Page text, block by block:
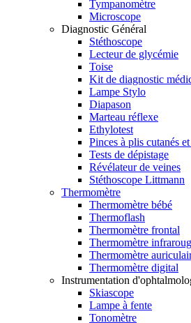
Tympanomètre
Microscope
Diagnostic Général
Stéthoscope
Lecteur de glycémie
Toise
Kit de diagnostic
Lampe Stylo
Diapason
Marteau réflexe
Ethylotest
Pinces à plis cutanés
Tests de dépistage
Révélateur de veines
Stéthoscope Littmann
Thermomètre
Thermomètre bébé
Thermoflash
Thermomètre frontal
Thermomètre
Thermomètre
Thermomètre digital
Instrumentation
Skiascope
Lampe à fente
Tonomètre